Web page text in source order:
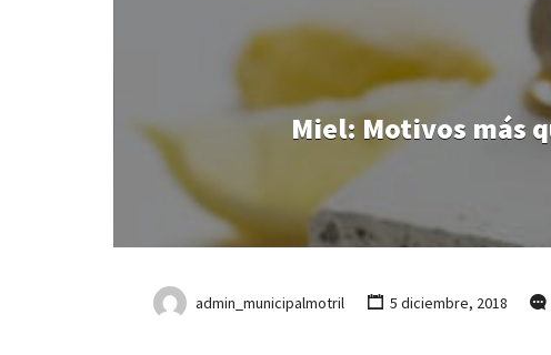
Miel: Motivos más
admin_municipalmotril 5 diciembre, 2018